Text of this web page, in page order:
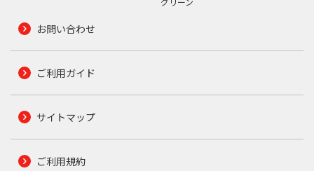
お問い合わせ
ご利用ガイド
サイトマップ
ご利用規約